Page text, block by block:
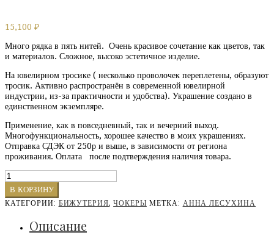
15,100 ₽
Много рядка в пять нитей. Очень красивое сочетание как цветов, так
и материалов. Сложное, высоко эстетичное изделие.
На ювелирном тросике ( несколько проволочек переплетены, образуют
тросик. Активно распространён в современной ювелирной
индустрии, из-за практичности и удобства). Украшение создано в
единственном экземпляре.
Применение, как в повседневный, так и вечерний выход.
Многофункциональность, хорошее качество в моих украшениях.
Отправка СДЭК от 250р и выше, в зависимости от региона
проживания. Оплата после подтверждения наличия товара.
Количество
АВА(Копировать)
(Кровать)
(Копировать)
(Копировать)
В КОРЗИНУ
КАТЕГОРИИ: БИЖУТЕРИЯ,ЧОКЕРЫ МЕТКА: АННА ЛЕСУХИНА
Описание